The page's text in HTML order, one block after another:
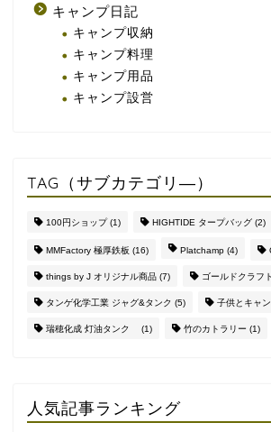
キャンプ日記
キャンプ収納
キャンプ料理
キャンプ用品
キャンプ設営
TAG（サブカテゴリ―）
100円ショップ(1) HIGHTIDE タープバッグ (2)
MMFactory 極厚鉄板 (16) Platchamp (4)
things by J オリジナル商品 (7) ゴールドクラフ
タンゲ化学工業 ジャグ&タンク (5) 子供とキャ
瑞穂化成 灯油タンク (1) 竹のカトラリー (1)
人気記事ランキング